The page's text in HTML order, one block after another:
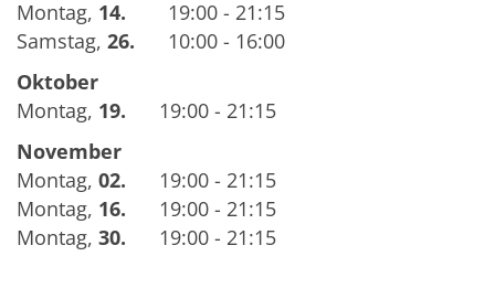
Montag, 14.
19:00 - 21:15
Samstag, 26.
10:00 - 16:00
Oktober
Montag, 19.
19:00 - 21:15
November
Montag, 02.
19:00 - 21:15
Montag, 16.
19:00 - 21:15
Montag, 30. 19:00 - 21:15